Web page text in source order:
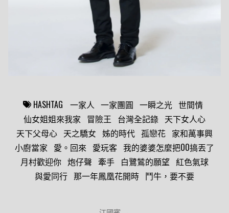
一家人 一家團圓 一瞬之光 世間情
仙女姐姐來我家
冒險王 台灣全記錄 天下女人心
天下父母心 天之驕女 姊的時代 孤戀花 家和萬事興
小廚當家 愛。回來 愛玩客 我的婆婆怎麼把OO搞丟了
月村歡迎你 炮仔聲 牽手 白鷺鷥的願望 紅色氣球
與愛同行 那一年鳳凰花開時 鬥牛，要不要